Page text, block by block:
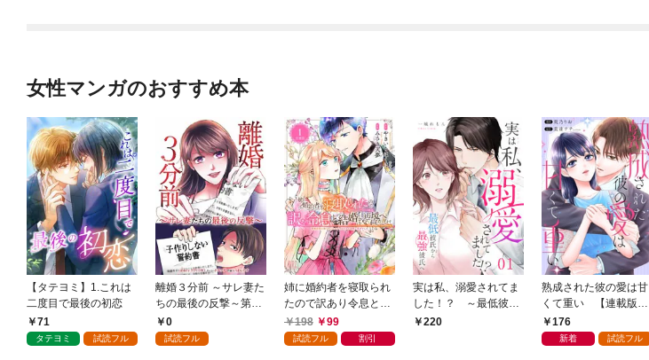
女性マンガのおすすめ本
【タテヨミ】1.これは
二度目で最後の初恋
71
タテヨミ 試読フル
離婚３分前 ～サレ妻た
ちの最後の反撃～第1
話0
試読フル
姉に婚約者を寝取られ
たので訳あり令息と結
婚して辺境へと向かい
ます ～苦労の先に待っ
198 99
試読フル 割引
実は私、溺愛されてま
した！？ ～最低彼氏
から最強彼氏へ～
220
熟成された彼の愛は甘
くて重い 【連載版】:
1 176
新着 試読フル